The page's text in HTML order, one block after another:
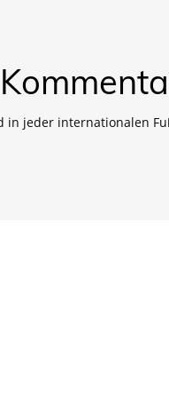
in jeder internationalen